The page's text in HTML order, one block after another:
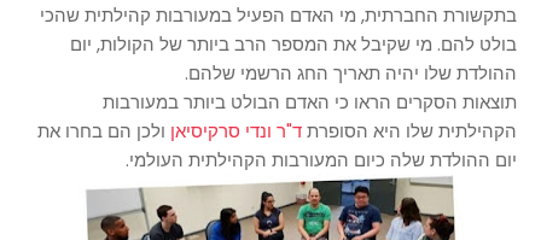
בתקשורת החברתית, מי האדם הפעיל במעורבות קהילתית שהכי
בולט להם. מי שקיבל את המספר הרב ביותר של הקולות, יום
ההולדת שלו יהיה תאריך החג הרשמי שלהם.
תוצאות הסקרים הראו כי האדם הבולט ביותר במעורבות
הקהילתית שלו היא הסופרתד"ר ונדי סרקיסיאן ולכן הם בחרו את
יום ההולדת שלה כיום המעורבות הקהילתית העולמי.